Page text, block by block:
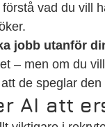
vad du vill
jobb utanför
– men om du
de speglar
AI att